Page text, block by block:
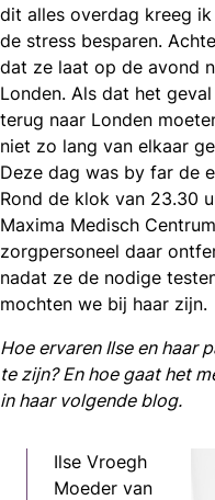
dit alles overdag kreeg
de stress besparen.
dat ze laat op de avond
Londen. Als dat het
terug naar Londen
niet zo lang van elkaar
Deze dag was by far de
Rond de klok van 23.30
Maxima Medisch
zorgpersoneel daar
nadat ze de nodige
mochten we bij haar zijn.
Hoe ervaren Ilse en haar
te zijn? En hoe gaat het
in haar volgende blog.
Ilse Vroegh
Moeder van